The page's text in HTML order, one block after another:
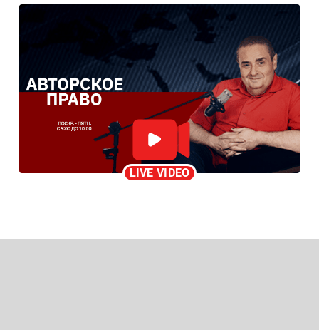
LIVE VIDEO